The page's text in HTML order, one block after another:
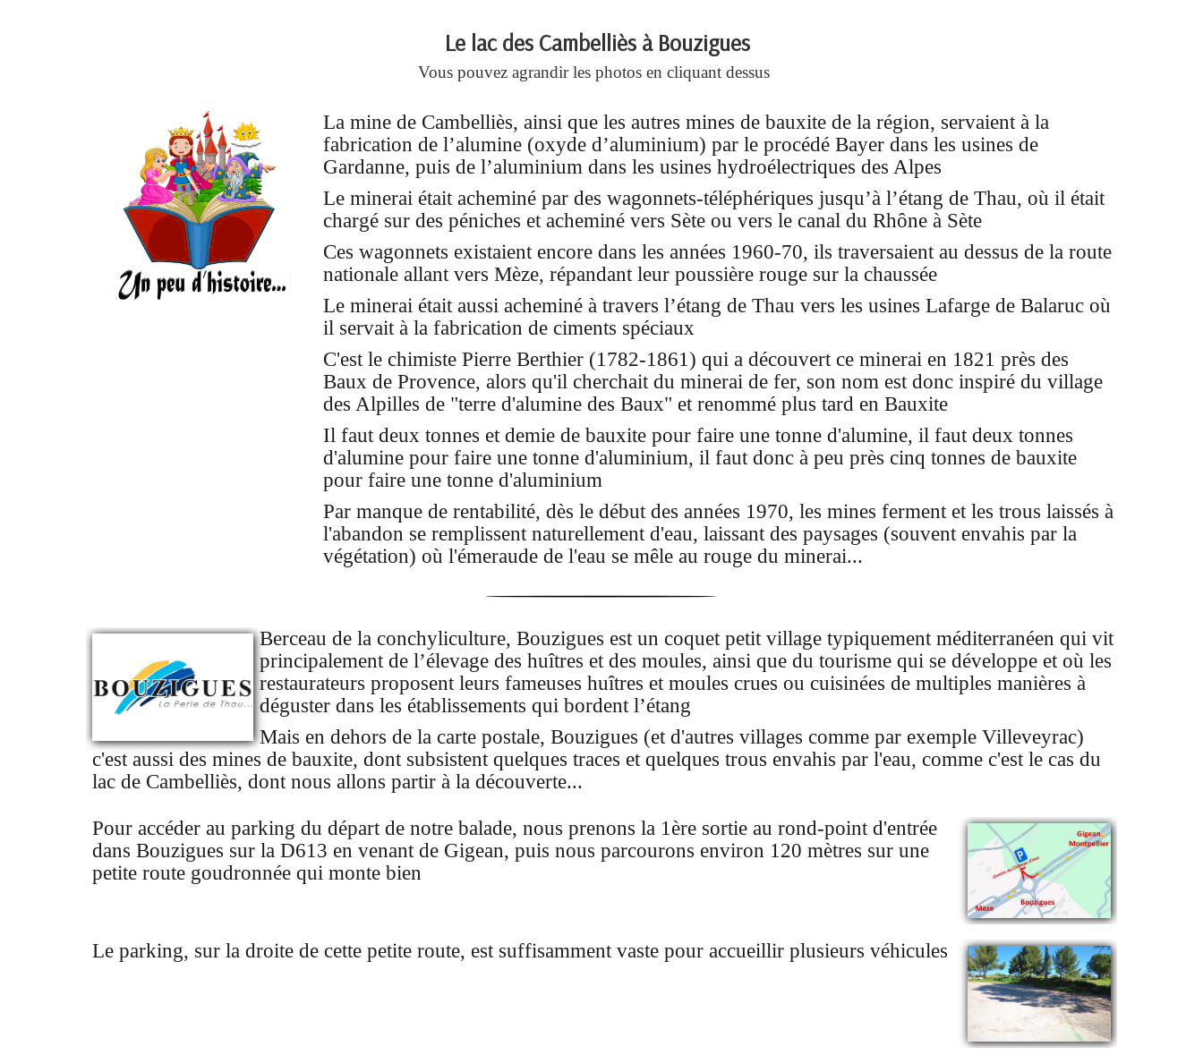
Le lac des Cambelliès à Bouzigues
Vous pouvez agrandir les photos en cliquant dessus
La mine de Cambelliès, ainsi que les autres mines de bauxite de la région, servaient à la
fabrication de l’alumine (oxyde d’aluminium) par le procédé Bayer dans les usines de
Gardanne, puis de l’aluminium dans les usines hydroélectriques des Alpes
Le minerai était acheminé par des wagonnets-téléphériques jusqu’à l’étang de Thau, où il était
chargé sur des péniches et acheminé vers Sète ou vers le canal du Rhône à Sète
Ces wagonnets existaient encore dans les années 1960-70, ils traversaient au dessus de la route
nationale allant vers Mèze, répandant leur poussière rouge sur la chaussée
Le minerai était aussi acheminé à travers l’étang de Thau vers les usines Lafarge de Balaruc où
il servait à la fabrication de ciments spéciaux
C'est le chimiste Pierre Berthier (1782-1861) qui a découvert ce minerai en 1821 près des
Baux de Provence, alors qu'il cherchait du minerai de fer, son nom est donc inspiré du village
des Alpilles de "terre d'alumine des Baux" et renommé plus tard en Bauxite
Il faut deux tonnes et demie de bauxite pour faire une tonne d'alumine, il faut deux tonnes
d'alumine pour faire une tonne d'aluminium, il faut donc à peu près cinq tonnes de bauxite
pour faire une tonne d'aluminium
Par manque de rentabilité, dès le début des années 1970, les mines ferment et les trous laissés à
l'abandon se remplissent naturellement d'eau, laissant des paysages (souvent envahis par la
végétation) où l'émeraude de l'eau se mêle au rouge du minerai...
Berceau de la conchyliculture, Bouzigues est un coquet petit village typiquement méditerranéen qui vit
principalement de l’élevage des huîtres et des moules, ainsi que du tourisme qui se développe et où les
restaurateurs proposent leurs fameuses huîtres et moules crues ou cuisinées de multiples manières à
déguster dans les établissements qui bordent l’étang
Mais en dehors de la carte postale, Bouzigues (et d'autres villages comme par exemple Villeveyrac)
c'est aussi des mines de bauxite, dont subsistent quelques traces et quelques trous envahis par l'eau, comme c'est le cas du
lac de Cambelliès, dont nous allons partir à la découverte...
Pour accéder au parking du départ de notre balade, nous prenons la 1ère sortie au rond-point d'entrée
dans Bouzigues sur la D613 en venant de Gigean, puis nous parcourons environ 120 mètres sur une
petite route goudronnée qui monte bien
Le parking, sur la droite de cette petite route, est suffisamment vaste pour accueillir plusieurs véhicules